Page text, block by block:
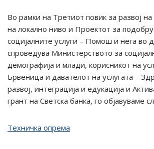
Во рамки на Третиот повик за развој на
на локално ниво и Проектот за
социјалните услуги – Помош и нега во
спроведува Министерството за
демографија и млади, корисникот на
Брвеница и давателот на услугата –
развој, интеграција и едукација и
грант на Светска банка, го објавуваме
Техничка опрема